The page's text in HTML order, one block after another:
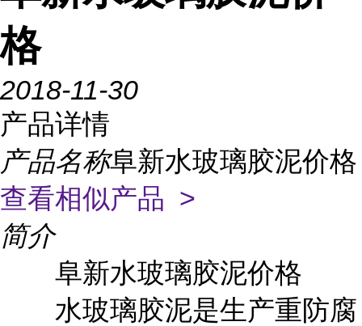
格
2018-11-30
产品详情
产品名称阜新水玻璃胶泥价格
查看相似产品 >
简介
阜新水玻璃胶泥价格
水玻璃胶泥是生产重防腐